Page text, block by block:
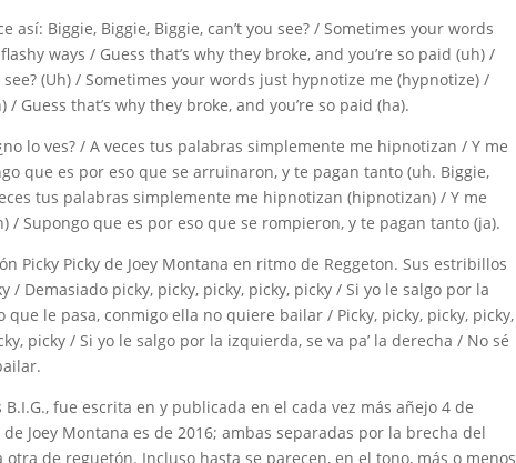
Biggie, Biggie, Biggie, can’t you see? / Sometimes your words
ways / Guess that’s why they broke, and you’re so paid (uh) /
see? (Uh) / Sometimes your words just hypnotize me (hypnotize) /
Guess that’s why they broke, and you’re so paid (ha).
lo ves? / A veces tus palabras simplemente me hipnotizan / Y me
que es por eso que se arruinaron, y te pagan tanto (uh. Biggie,
tus palabras simplemente me hipnotizan (hipnotizan) / Y me
Supongo que es por eso que se rompieron, y te pagan tanto (ja).
Picky Picky de Joey Montana en ritmo de Reggeton. Sus estribillos
/ Demasiado picky, picky, picky, picky, picky / Si yo le salgo por la
que le pasa, conmigo ella no quiere bailar / Picky, picky, picky, picky,
picky / Si yo le salgo por la izquierda, se va pa’ la derecha / No sé
fue escrita en y publicada en el cada vez más añejo 4 de
Joey Montana es de 2016; ambas separadas por la brecha del
de reguetón. Incluso hasta se parecen, en el tono, más o menos